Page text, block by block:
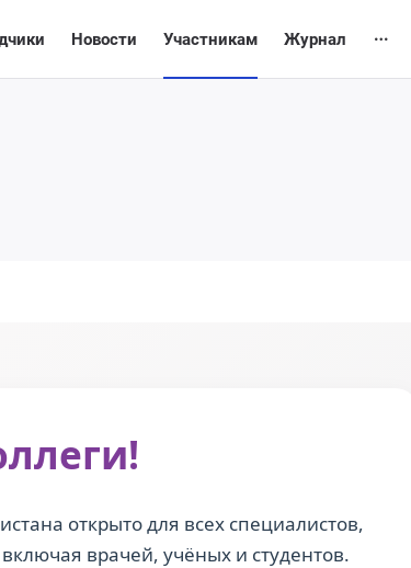
Новости Участникам Журнал
открыто для всех специалистов,
врачей, учёных и студентов.